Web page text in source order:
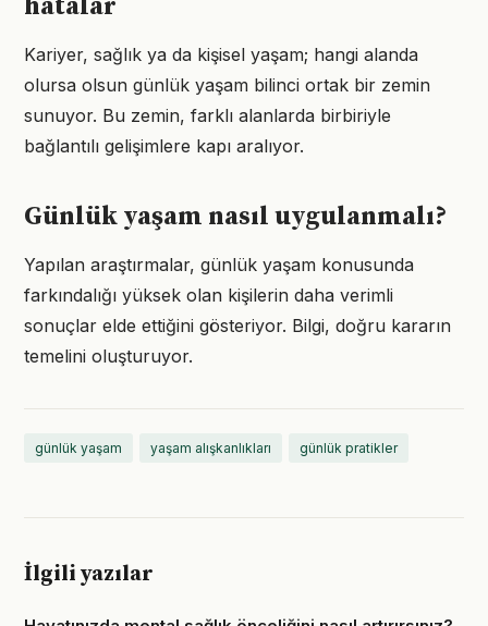
hatalar
Kariyer, sağlık ya da kişisel yaşam; hangi alanda
olursa olsun günlük yaşam bilinci ortak bir zemin
sunuyor. Bu zemin, farklı alanlarda birbiriyle
bağlantılı gelişimlere kapı aralıyor.
Günlük yaşam nasıl uygulanmalı?
Yapılan araştırmalar, günlük yaşam konusunda
farkındalığı yüksek olan kişilerin daha verimli
sonuçlar elde ettiğini gösteriyor. Bilgi, doğru kararın
temelini oluşturuyor.
günlük yaşam yaşam alışkanlıkları günlük pratikler
İlgili yazılar